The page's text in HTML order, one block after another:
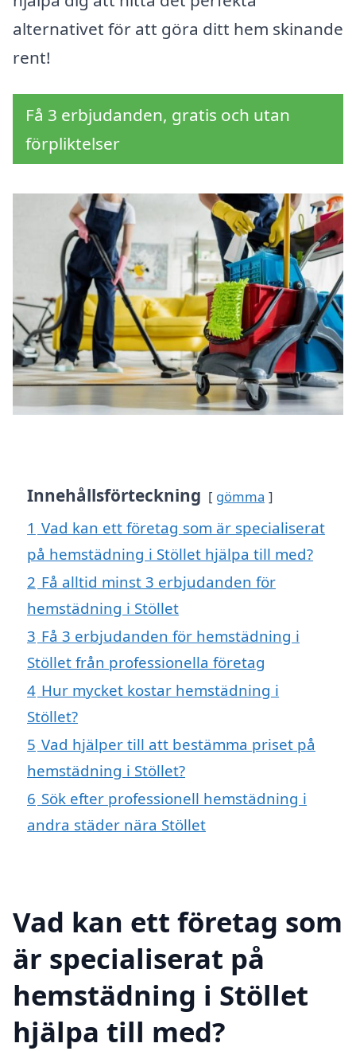
alternativet för att göra ditt hem skinande
rent!
Få 3 erbjudanden, gratis och utan
förpliktelser
Innehållsförteckning gömma
1 Vad kan ett företag som är specialiserat
på hemstädning i Stöllet hjälpa till med?
2 Få alltid minst 3 erbjudanden för
hemstädning i Stöllet
3 Få 3 erbjudanden för hemstädning i
Stöllet från professionella företag
4 Hur mycket kostar hemstädning i
Stöllet?
5 Vad hjälper till att bestämma priset på
hemstädning i Stöllet?
6 Sök efter professionell hemstädning i
andra städer nära Stöllet
Vad kan ett företag som
är specialiserat på
hemstädning i Stöllet
hjälpa till med?